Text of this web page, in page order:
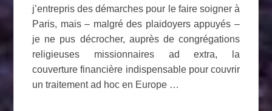
j’entrepris des démarches pour le faire soigner à
Paris, mais – malgré des plaidoyers appuyés –
je ne pus décrocher, auprès de congrégations
religieuses missionnaires ad extra, la
couverture financière indispensable pour couvrir
un traitement ad hoc en Europe …